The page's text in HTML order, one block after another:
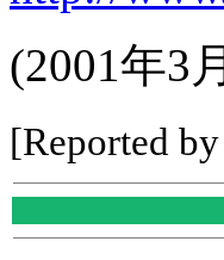
(2001年3
[Reported